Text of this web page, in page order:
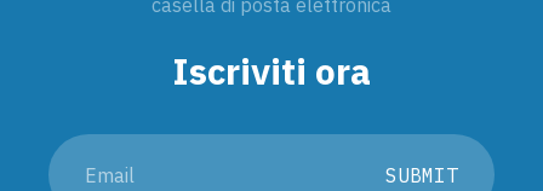
casella di posta elettronica
Iscriviti ora
SUBMIT